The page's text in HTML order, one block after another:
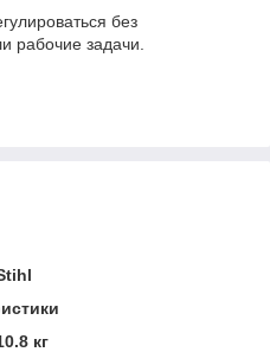
без
рабочие задачи.
кг